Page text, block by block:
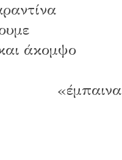
άκομψο